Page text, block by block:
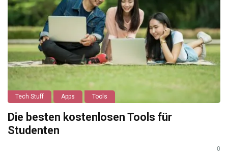
Tech Stuff Apps Tools
Die besten kostenlosen Tools für
Studenten
0